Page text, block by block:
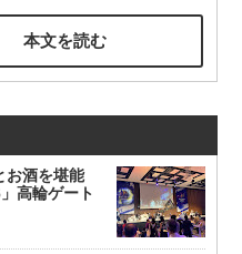
本文を読む
お酒を堪能
高輪ゲート